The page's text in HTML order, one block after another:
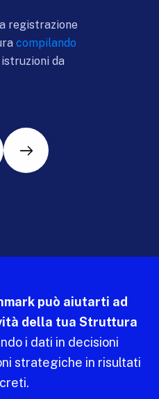
registrazione
compilando
da
può aiutarti ad
della tua Struttura
i dati in decisioni
strategiche in risultati